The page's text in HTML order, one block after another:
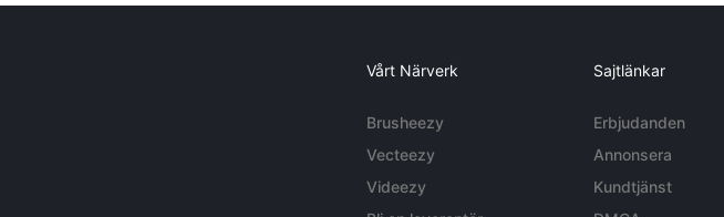
Vårt Närverk
Brusheezy
Vecteezy
Videezy
Sajtlänkar
Erbjudanden
Annonsera
Kundtjänst